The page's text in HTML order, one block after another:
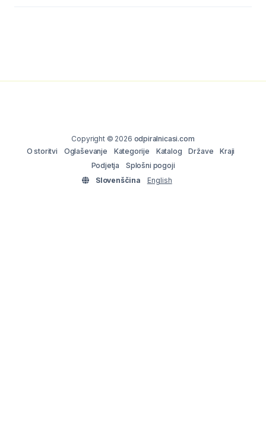
Copyright © 2026 odpiralnicasi.com
O storitvi
Oglaševanje Kategorije Katalog Države
Kraji
Podjetja
Splošni pogoji
Slovenščina
English